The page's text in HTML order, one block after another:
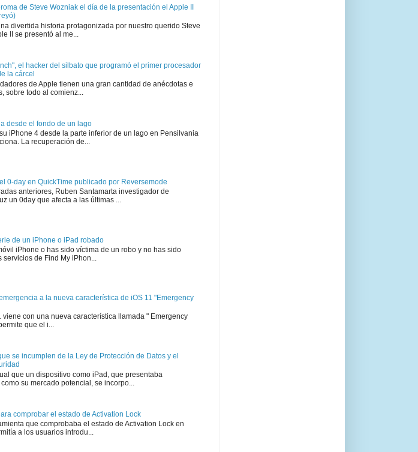
de Steve Wozniak el día de la presentación el Apple II
divertida historia protagonizada por nuestro querido Steve
II se presentó al me...
el hacker del silbato que programó el primer procesador
la cárcel
de Apple tienen una gran cantidad de anécdotas e
sobre todo al comienz...
desde el fondo de un lago
iPhone 4 desde la parte inferior de un lago en Pensilvania
La recuperación de...
0-day en QuickTime publicado por Reversemode
anteriores, Ruben Santamarta investigador de
un 0day que afecta a las últimas ...
de un iPhone o iPad robado
iPhone o has sido víctima de un robo y no has sido
de Find My iPhon...
a la nueva característica de iOS 11 "Emergency
viene con una nueva característica llamada " Emergency
que el i...
se incumplen de la Ley de Protección de Datos y el
que un dispositivo como iPad, que presentaba
su mercado potencial, se incorpo...
comprobar el estado de Activation Lock
que comprobaba el estado de Activation Lock en
a los usuarios introdu...